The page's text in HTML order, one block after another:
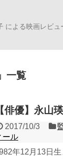
による映画レビュ
一覧
【俳優】永山
2017/10/3
ール
年12月13日